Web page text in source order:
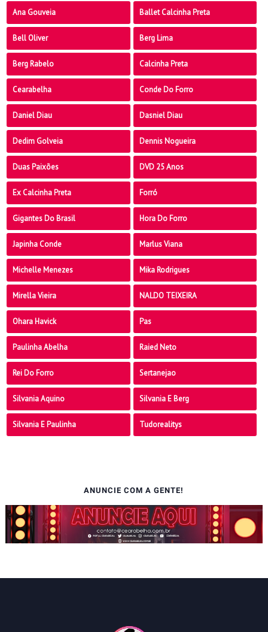
Ana Gouveia Ballet Calcinha Preta
Bell Oliver Berg Lima
Berg Rabelo Calcinha Preta
Cearabelha Conde Do Forro
Daniel Diau Dasniel Diau
Dedim Golveia Dennis Nogueira
Duas Paixões DVD 25 Anos
Ex Calcinha Preta Forró
Gigantes Do Brasil Hora Do Forro
Japinha Conde Marlus Viana
Michelle Menezes Mika Rodrigues
Mirella Vieira NALDO TEIXEIRA
Ohara Havick Pas
Paulinha Abelha Raied Neto
Rei Do Forro Sertanejao
Silvania Aquino Silvania E Berg
Silvania E Paulinha Tudorealitys
ANUNCIE COM A GENTE!